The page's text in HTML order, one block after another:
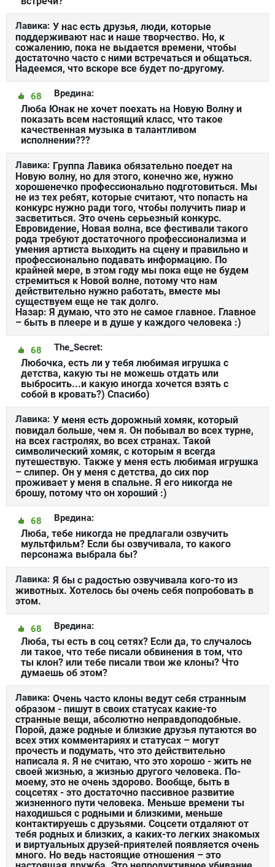
Лавика: У нас есть друзья, люди, которые
поддерживают нас и наше творчество. Но, к
сожалению, пока не выдается времени, чтобы
достаточно часто с ними встречаться и общаться.
Надеемся, что вскоре все будет по-другому.
Вредина:
68
Люба Юнак не хочет поехать на Новую Волну и
показать всем настоящий класс, что такое
качественная музыка в талантливом
исполнении???
Лавика: Группа Лавика обязательно поедет на
Новую волну, но для этого, конечно же, нужно
хорошенечко профессионально подготовиться. Мы
не из тех ребят, которые считают, что попасть на
конкурс нужно ради того, чтобы получить пиар и
засветиться. Это очень серьезный конкурс.
Евровидение, Новая волна, все фестивали такого
рода требуют достаточного профессионализма и
умения артиста выходить на сцену и правильно и
профессионально подавать информацию. По
крайней мере, в этом году мы пока еще не будем
стремиться к Новой волне, потому что нам
действительно нужно работать, вместе мы
существуем еще не так долго.
Назар: Я думаю, что это не самое главное. Главное
– быть в плеере и в душе у каждого человека :)
The_Secret:
68
Любочка, есть ли у тебя любимая игрушка с
детства, какую ты не можешь отдать или
выбросить...и какую иногда хочется взять с
собой в кровать?) Спасибо)
Лавика: У меня есть дорожный хомяк, который
повидал больше, чем я. Он побывал во всех турне,
на всех гастролях, во всех странах. Такой
символический хомяк, с которым я всегда
путешествую. Также у меня есть любимая игрушка
– слипер. Он у меня с детства, до сих пор
проживает у меня в спальне. Я его никогда не
брошу, потому что он хороший :)
Вредина:
68
Люба, тебе никогда не предлагали озвучить
мультфильм? Если бы озвучивала, то какого
персонажа выбрала бы?
Лавика: Я бы с радостью озвучивала кого-то из
животных. Хотелось бы очень себя попробовать в
этом.
Вредина:
68
Люба, ты есть в соц сетях? Если да, то случалось
ли такое, что тебе писали обвинения в том, что
ты клон? или тебе писали твои же клоны? Что
думаешь об этом?
Лавика: Очень часто клоны ведут себя странным
образом - пишут в своих статусах какие-то
странные вещи, абсолютно неправдоподобные.
Порой, даже родные и близкие друзья путаются во
всех этих комментариях и статусах – могут
прочесть и подумать, что это действительно
написала я. Я не считаю, что это хорошо - жить не
своей жизнью, а жизнью другого человека. По-
моему, это не очень здорово. Вообще, быть в
соцсетях - это достаточно пассивное развитие
жизненного пути человека. Меньше времени ты
находишься с родными и близкими, меньше
контактируешь с друзьями. Соцсети отдаляют от
тебя родных и близких, а каких-то легких знакомых
и виртуальных друзей-приятелей появляется очень
много. Но ведь настоящие отношения – это